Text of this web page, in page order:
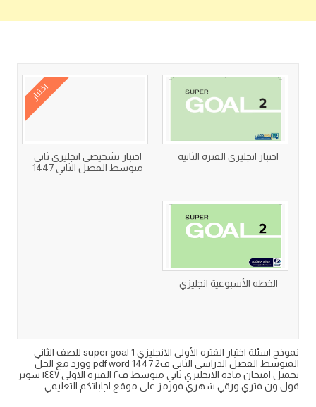
اختبار انجليزي الفترة الثانية
اختبار
اختبار تشخيصي انجليزي ثاني
متوسط الفصل الثاني 1447
الخطه الأسبوعية انجليزي
نموذج اسئلة اختبار الفتره الأولى الانجليزي super goal 1 للصف الثاني
المتوسط الفصل الدراسي الثاني ف2 1447 pdf word وورد مع الحل
تحميل امتحان مادة الانجليزي ثاني متوسط ف٢ الفترة الاولى ١٤٤٧ سوبر
قول ون فتري ورقي شهري فورمز على موقع اجاباتكم التعليمي